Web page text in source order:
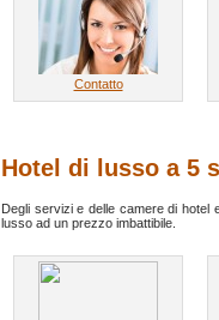
Contatto
Hotel di lusso a 5
Degli servizi e delle camere di hotel
lusso ad un prezzo imbattibile.